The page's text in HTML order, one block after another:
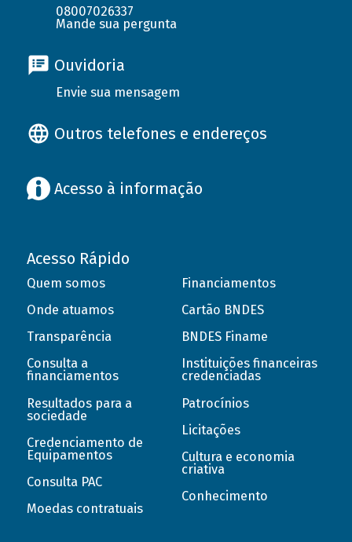
08007026337
Mande sua pergunta
Ouvidoria
Envie sua mensagem
Outros telefones e endereços
Acesso à informação
Acesso Rápido
Quem somos
Onde atuamos
Transparência
Consulta a
financiamentos
Resultados para a
sociedade
Credenciamento de
Equipamentos
Consulta PAC
Moedas contratuais
Financiamentos
Cartão BNDES
BNDES Finame
Instituições financeiras
credenciadas
Patrocínios
Licitações
Cultura e economia
criativa
Conhecimento